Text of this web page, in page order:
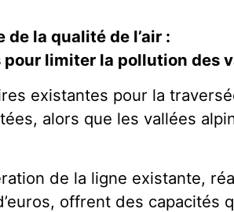
de la qualité de l’air :
pour limiter la pollution des
existantes pour la
alors que les vallées
de la ligne existante,
offrent des capacités